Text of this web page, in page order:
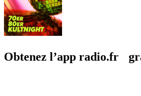
Obtenez l’app radio.fr